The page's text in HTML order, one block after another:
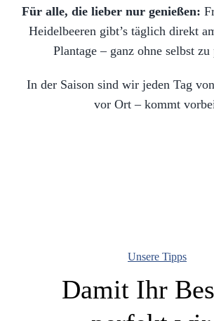
Für alle, die lieber nur genießen:
Heidelbeeren gibt’s täglich direkt
Plantage – ganz ohne selbst
In der Saison sind wir jeden Tag
vor Ort – kommt
Unsere Tipps
Damit Ihr